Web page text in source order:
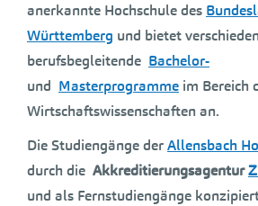
anerkannte Hochschule des
Württemberg und bietet
berufsbegleitende Bachelor-
und Masterprogramme im Bereich
Wirtschaftswissenschaften an.
Die Studiengänge derAllensbach
durch die Akkreditierungsagentur
und als Fernstudiengänge